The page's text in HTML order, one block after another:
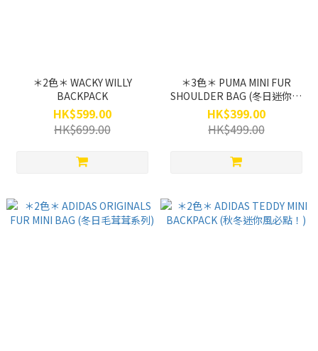
＊2色＊ WACKY WILLY
BACKPACK
HK$599.00
HK$699.00
＊3色＊ PUMA MINI FUR
SHOULDER BAG (冬日迷你風
主題！)
HK$399.00
HK$499.00